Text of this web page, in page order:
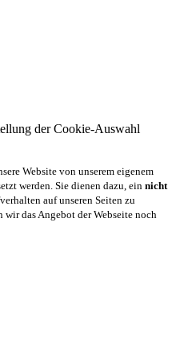
der Cookie-Auswahl
Website von unserem eigenem
werden. Sie dienen dazu, ein nicht
auf unseren Seiten zu
das Angebot der Webseite noch